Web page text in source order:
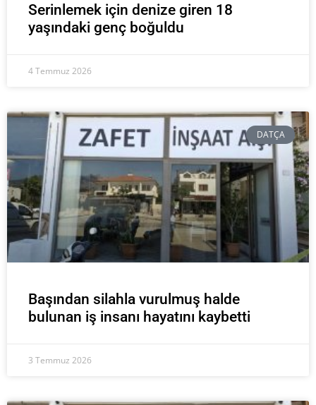
Serinlemek için denize giren 18
yaşındaki genç boğuldu
4 Temmuz 2026
DATÇA
Başından silahla vurulmuş halde
bulunan iş insanı hayatını kaybetti
3 Temmuz 2026